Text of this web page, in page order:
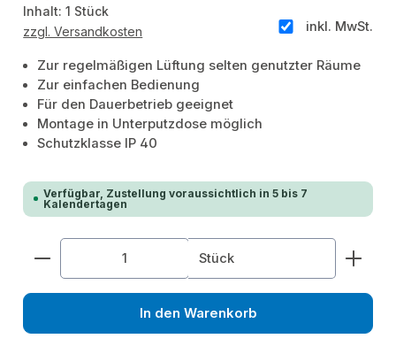
Inhalt:1 Stück
inkl. MwSt.
zzgl. Versandkosten
Zur regelmäßigen Lüftung selten genutzter Räume
Zur einfachen Bedienung
Für den Dauerbetrieb geeignet
Montage in Unterputzdose möglich
Schutzklasse IP 40
Verfügbar, Zustellung voraussichtlich in 5 bis 7
Kalendertagen
Produkt Anzahl: Gib den gewünschten Wert
Stück
In den Warenkorb